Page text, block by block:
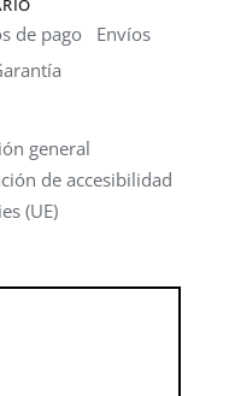
de pago
Envíos
general
de accesibilidad
(UE)